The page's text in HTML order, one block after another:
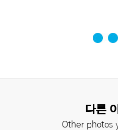
다른
Other photos